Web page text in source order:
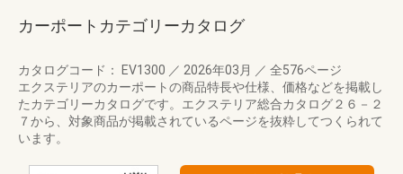
カーポートカテゴリーカタログ
カタログコード： EV1300 ／ 2026年03月 ／ 全576ページ
エクステリアのカーポートの商品特長や仕様、価格などを掲載し
たカテゴリーカタログです。エクステリア総合カタログ２６－２
７から、対象商品が掲載されているページを抜粋してつくられて
います。